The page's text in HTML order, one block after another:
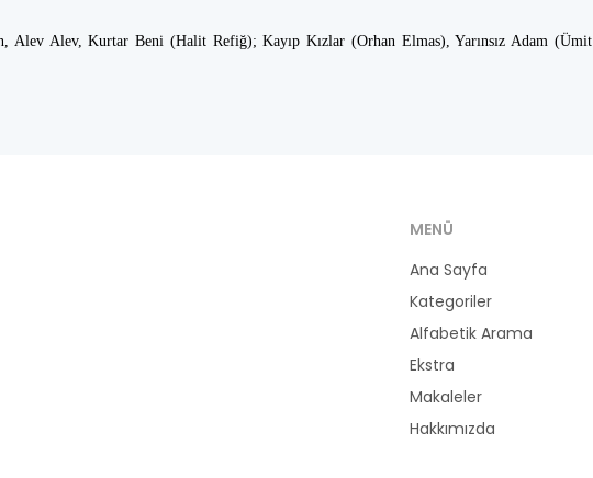
Alev Alev, Kurtar Beni (Halit Refiğ); Kayıp Kızlar (Orhan Elmas), Yarınsız Adam (Ümit
MENÜ
Ana Sayfa
Kategoriler
Alfabetik Arama
Ekstra
Makaleler
Hakkımızda